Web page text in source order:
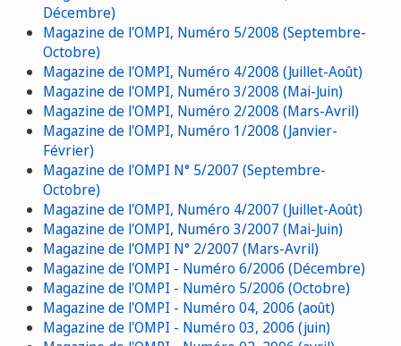
Décembre)
Magazine de l'OMPI, Numéro 5/2008 (Septembre-
Octobre)
Magazine de l'OMPI, Numéro 4/2008 (Juillet-Août)
Magazine de l'OMPI, Numéro 3/2008 (Mai-Juin)
Magazine de l'OMPI, Numéro 2/2008 (Mars-Avril)
Magazine de l'OMPI, Numéro 1/2008 (Janvier-
Février)
Magazine de l'OMPI N° 5/2007 (Septembre-
Octobre)
Magazine de l'OMPI, Numéro 4/2007 (Juillet-Août)
Magazine de l'OMPI, Numéro 3/2007 (Mai-Juin)
Magazine de l'OMPI N° 2/2007 (Mars-Avril)
Magazine de l'OMPI - Numéro 6/2006 (Décembre)
Magazine de l'OMPI - Numéro 5/2006 (Octobre)
Magazine de l'OMPI - Numéro 04, 2006 (août)
Magazine de l'OMPI - Numéro 03, 2006 (juin)